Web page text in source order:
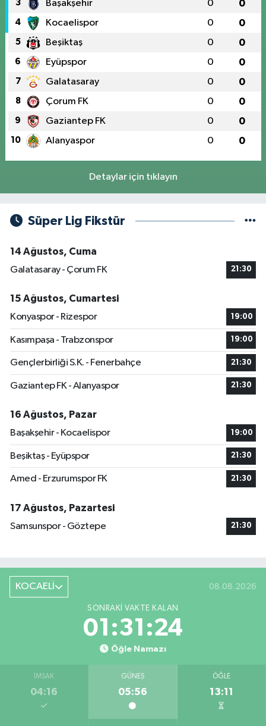
3 Başakşehir 0 0
4 Kocaelispor 0 0
5 Beşiktaş 0 0
6 Eyüpspor 0 0
7 Galatasaray 0 0
8 Çorum FK 0 0
9 Gaziantep FK 0 0
10 Alanyaspor 0 0
Detaylar için tıklayın
Süper Lig Fikstür
14 Ağustos, Cuma
Galatasaray - Çorum FK
21:30
15 Ağustos, Cumartesi
Konyaspor - Rizespor
19:00
Kasımpaşa - Trabzonspor 19:00
Gençlerbirliği S.K. - Fenerbahçe 21:30
Gaziantep FK - Alanyaspor 21:30
16 Ağustos, Pazar
Başakşehir - Kocaelispor
19:00
Beşiktaş - Eyüpspor 21:30
Amed - Erzurumspor FK 21:30
17 Ağustos, Pazartesi
Samsunspor - Göztepe
21:30
KOCAELİ 08.08.2026
SONRAKI VAKTE KALAN
01:31:24
Öğle Namazı
İMSAK
04:16
GÜNEŞ
05:56
ÖĞLE
13:11